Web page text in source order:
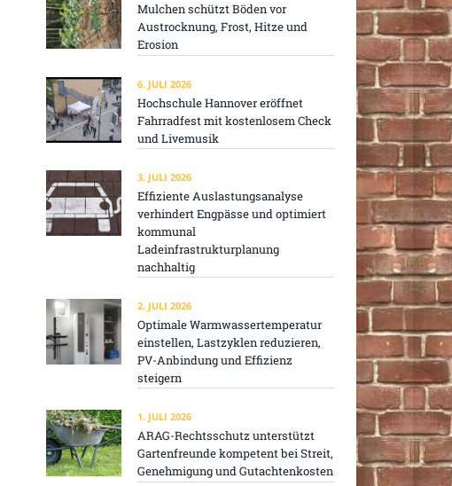
Mulchen schützt Böden vor
Austrocknung, Frost, Hitze und
Erosion
6. JULI 2026
Hochschule Hannover eröffnet
Fahrradfest mit kostenlosem Check
und Livemusik
3. JULI 2026
Effiziente Auslastungsanalyse
verhindert Engpässe und optimiert
kommunal
Ladeinfrastrukturplanung
nachhaltig
2. JULI 2026
Optimale Warmwassertemperatur
einstellen, Lastzyklen reduzieren,
PV-Anbindung und Effizienz
steigern
1. JULI 2026
ARAG-Rechtsschutz unterstützt
Gartenfreunde kompetent bei Streit,
Genehmigung und Gutachtenkosten